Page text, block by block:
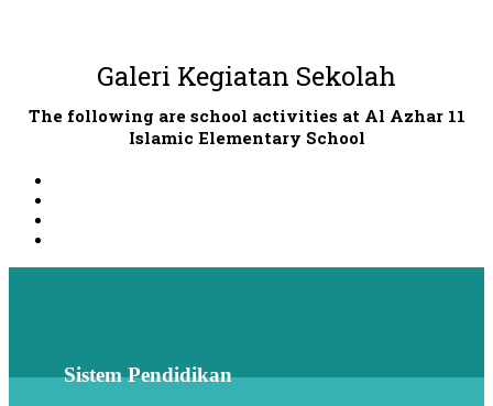
Galeri Kegiatan Sekolah
The following are school activities at Al Azhar 11
Islamic Elementary School
Sistem Pendidikan